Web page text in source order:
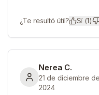
¿Te resultó útil? Sí (1)
Nerea C.
21 de diciembre de
2024